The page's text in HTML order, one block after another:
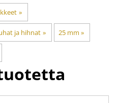
‪»
ja hihnat ‪» 25 mm ‪»